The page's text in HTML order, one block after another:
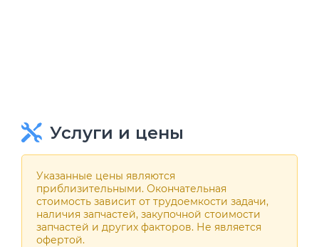
Услуги и цены
Указанные цены являются
приблизительными. Окончательная
стоимость зависит от трудоемкости задачи,
наличия запчастей, закупочной стоимости
запчастей и других факторов. Не является
офертой.